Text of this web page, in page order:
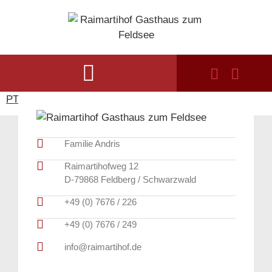
PTSans-BoldItalic
Familie Andris
Raimartihofweg 12
D-79868 Feldberg / Schwarzwald
+49 (0) 7676 / 226
+49 (0) 7676 / 249
info@raimartihof.de